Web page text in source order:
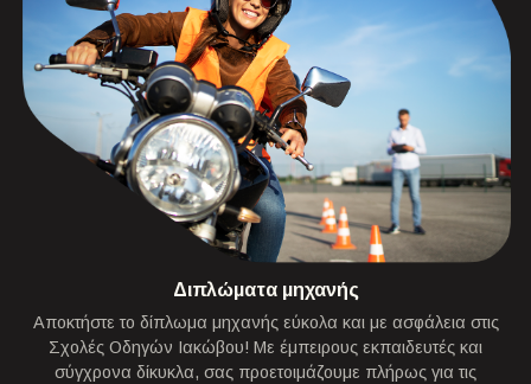
Διπλώματα μηχανής
Αποκτήστε το δίπλωμα μηχανής εύκολα και με ασφάλεια στις
Σχολές Οδηγών Ιακώβου! Με έμπειρους εκπαιδευτές και
σύγχρονα δίκυκλα, σας προετοιμάζουμε πλήρως για τις